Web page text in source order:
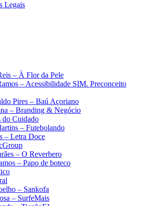
Legais
– À Flor da Pele
– Acessibilidade SIM. Preconceito
Pires – Baú Açoriano
– Branding & Negócio
do Cuidado
– Futebolando
– Letra Doce
– O Reverbero
– Papo de boteco
– Sankofa
– SurfeMais